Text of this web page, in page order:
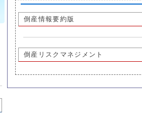
倒産情報要約版
倒産リスクマネジメント